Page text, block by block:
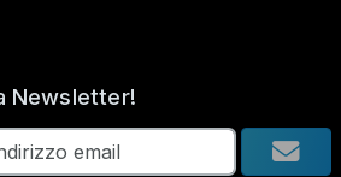
Newsletter!